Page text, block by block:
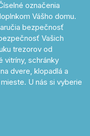
označenia
Vášho domu.
bezpečnosť
Vašich
trezorov od
vitríny, schránky
dvere, klopadlá a
U nás si vyberie